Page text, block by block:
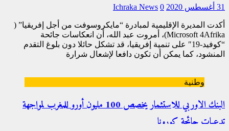
31 أغسطس 2020 Ichraka News 0
أكدت المديرة الإقليمية لمبادرة “مايكروسوفت من أجل إفريقيا” (
Microsoft 4Afrika)، أمروت عبد الله، أن انعكاسات جائحة
“كوفيد-19″ على تنمية إفريقيا، قد تشكل حائلا دون بلوغ التقدم
المنشود، كما يمكن أن تكون دافعا لإشعال شرارة
وطنية
البنك الاوربي للاستثمار يخصص 100 مليون أورو للمغرب لمواجهة
تدعيات جائحة كورونا